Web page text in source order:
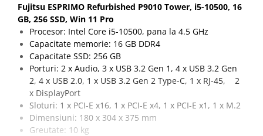
Monitoare Second-Hand
Servere
Hard Disk-uri SERVER
Accesorii server
Cabinete metalice
Carcase server
Memorii RAM Server
Fujitsu ESPRIMO Refurbished P9010 Tower, i5-10500, 16
GB, 256 SSD, Win 11 Pro
Procesor: Intel Core i5-10500, pana la 4.5 GHz
Capacitate memorie: 16 GB DDR4
Capacitate SSD: 256 GB
Porturi: 2 x Audio, 3 x USB 3.2 Gen 1, 4 x USB 3.2 Gen
2, 4 x USB 2.0, 1 x USB 3.2 Gen 2 Type-C, 1 x RJ-45, 2
x DisplayPort
Sloturi: 1 x PCI-E x16, 1 x PCI-E x4, 1 x PCI-E x1, 1 x M.2
Dimensiuni: 180 x 304 x 375 mm
Greutate: 10 kg